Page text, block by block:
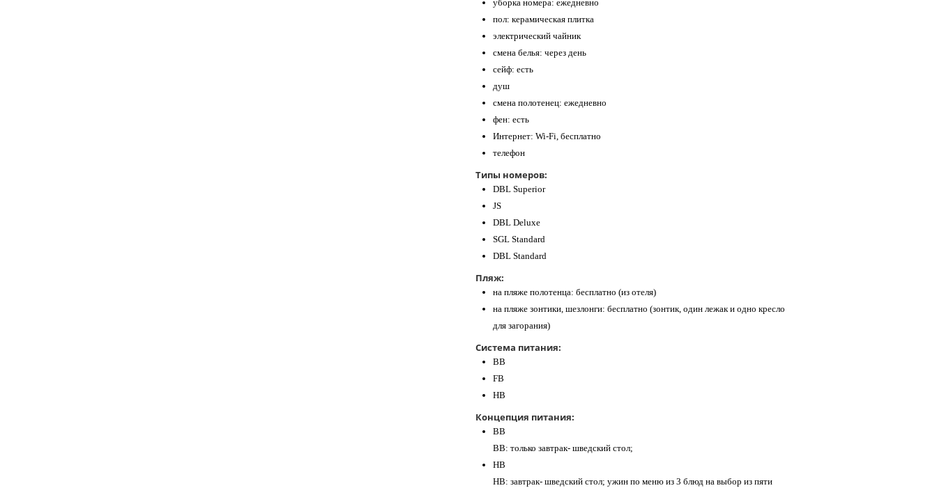
уборка номера: ежедневно
пол: керамическая плитка
электрический чайник
смена белья: через день
сейф: есть
душ
смена полотенец: ежедневно
фен: есть
Интернет: Wi-Fi, бесплатно
телефон
Типы номеров:
DBL Superior
JS
DBL Deluxe
SGL Standard
DBL Standard
Пляж:
на пляже полотенца: бесплатно (из отеля)
на пляже зонтики, шезлонги: бесплатно (зонтик, один лежак и одно кресло
для загорания)
Система питания:
BB
FB
HB
Концепция питания:
BB
ВВ: только завтрак- шведский стол;
HB
НВ: завтрак- шведский стол; ужин по меню из 3 блюд на выбор из пяти